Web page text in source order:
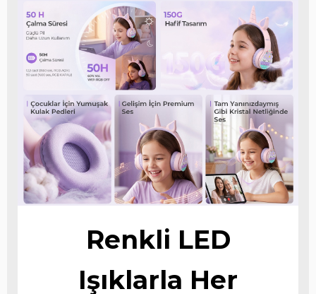
Renkli LED
Işıklarla Her